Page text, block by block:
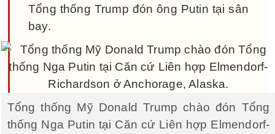
Tổng thống Trump đón ông Putin tại sân
bay.
Tổng thống Mỹ Donald Trump chào đón Tổng
thống Nga Putin tại Căn cứ Liên hợp Elmendorf-